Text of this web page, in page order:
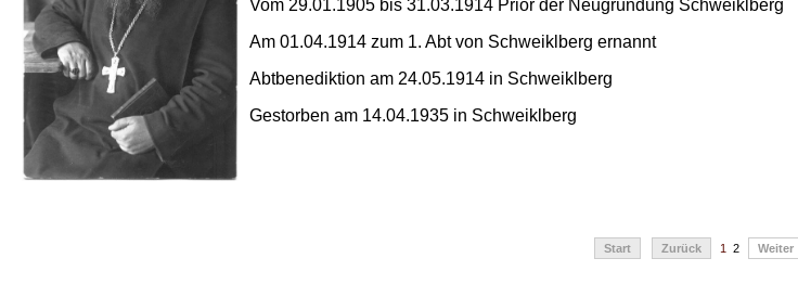
Vom 29.01.1905 bis 31.03.1914 Prior der Neugründung Schweiklberg
Am 01.04.1914 zum 1. Abt von Schweiklberg ernannt
Abtbenediktion am 24.05.1914 in Schweiklberg
Gestorben am 14.04.1935 in Schweiklberg
Start Zurück 1 2 Weiter